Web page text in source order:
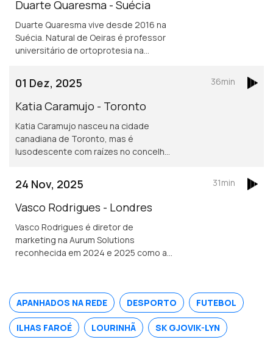
Duarte Quaresma - Suécia
Duarte Quaresma vive desde 2016 na
Suécia. Natural de Oeiras é professor
universitário de ortoprotesia na
dispositivos para mover cotovelos e
mãos em pessoas que tenham sofrido
um AVC.
01 Dez, 2025
Katia Caramujo - Toronto
Katia Caramujo nasceu na cidade
canadiana de Toronto, mas é
lusodescente com raízes no concelho
conselheira das comunidades
portuguesas.
36min
24 Nov, 2025
Vasco Rodrigues - Londres
Vasco Rodrigues é diretor de
marketing na Aurum Solutions
reconhecida em 2024 e 2025 como a
Natural de Valpaços é formado em
engenharia e gestão industrial.
31min
APANHADOS NA REDE DESPORTO FUTEBOL
ILHAS FAROÉ LOURINHÃ SK GJOVIK-LYN